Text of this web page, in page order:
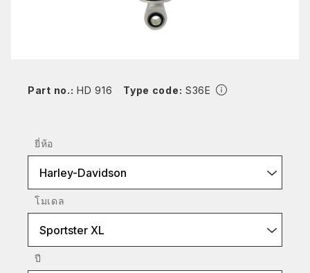
Part no.: HD 916 Type code: S36E
ยี่ห้อ
Harley-Davidson
โมเดล
Sportster XL
ปี